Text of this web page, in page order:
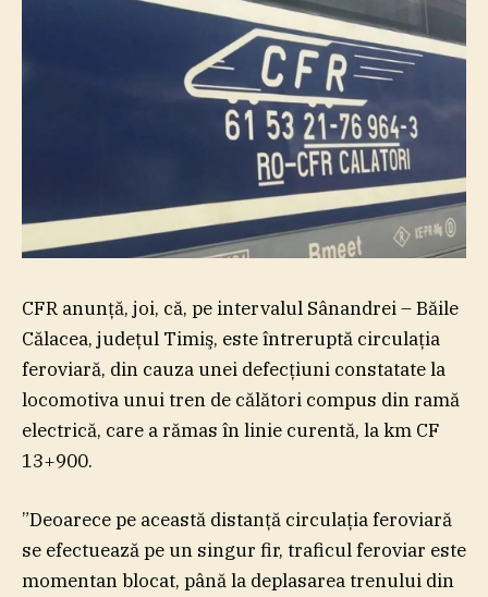
CFR anunţă, joi, că, pe intervalul Sânandrei – Băile
Călacea, judeţul Timiş, este întreruptă circulaţia
feroviară, din cauza unei defecţiuni constatate la
locomotiva unui tren de călători compus din ramă
electrică, care a rămas în linie curentă, la km CF
13+900.
”Deoarece pe această distanţă circulaţia feroviară
se efectuează pe un singur fir, traficul feroviar este
momentan blocat, până la deplasarea trenului din